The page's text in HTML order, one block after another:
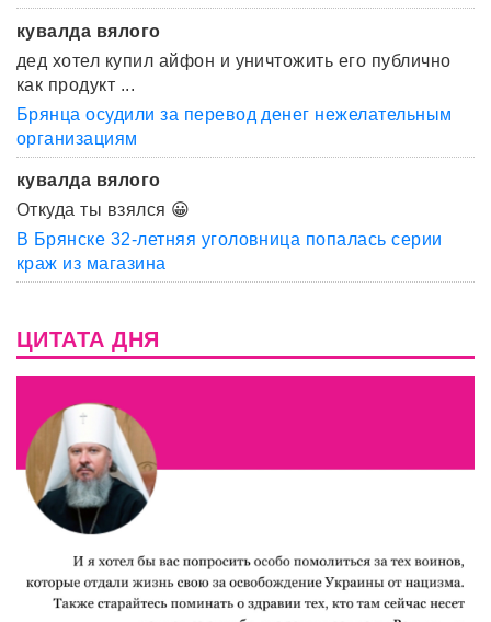
кувалда вялого
дед хотел купил айфон и уничтожить его публично
как продукт ...
Брянца осудили за перевод денег нежелательным
организациям
кувалда вялого
Откуда ты взялся 😀
В Брянске 32-летняя уголовница попалась серии
краж из магазина
ЦИТАТА ДНЯ